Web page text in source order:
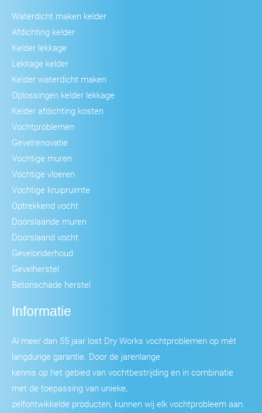
Waterdicht maken kelder
Afdichting kelder
Kelder lekkage
Lekkage kelder
Kelder waterdicht maken
Oplossingen kelder lekkage
Kelder afdichting kosten
Vochtproblemen
Gevelrenovatie
Vochtige muren
Vochtige vloeren
Vochtige kruipruimte
Optrekkend vocht
Doorslaande muren
Doorslaand vocht
Gevelonderhoud
Gevelherstel
Betonschade herstel
Informatie
Al meer dan 55 jaar lost Dry Works vochtproblemen op mèt
langdurige garantie. Door de jarenlange
kennis op het gebied van vochtbestrijding en in combinatie
met de toepassing van unieke,
zelfontwikkelde producten, kunnen wij elk vochtprobleem aan.